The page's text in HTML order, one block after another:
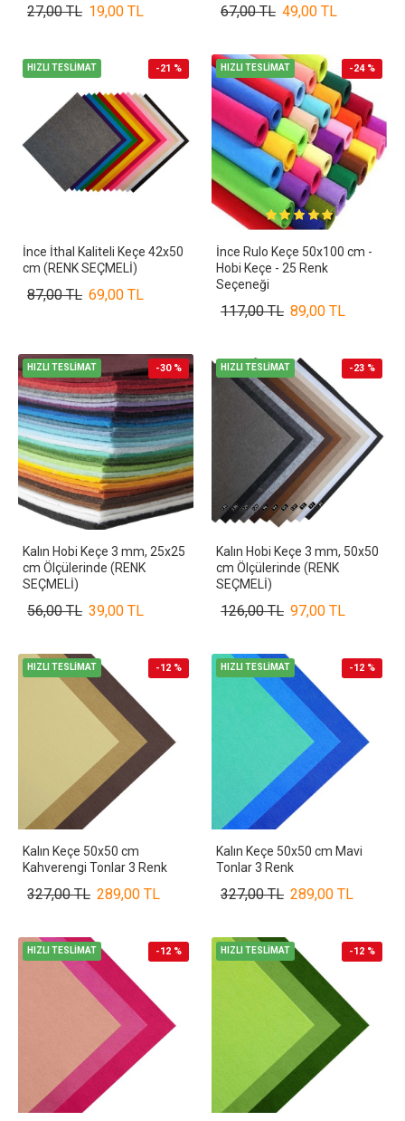
19,00 TL
27,00 TL 49,00 TL
67,00 TL
HIZLI TESLİMAT -21 %
İnce İthal Kaliteli Keçe 42x50
cm (RENK SEÇMELİ)
69,00 TL
87,00 TL
HIZLI TESLİMAT -24 %
İnce Rulo Keçe 50x100 cm -
Hobi Keçe - 25 Renk
Seçeneği
89,00 TL
117,00 TL
HIZLI TESLİMAT -30 %
Kalın Hobi Keçe 3 mm, 25x25
cm Ölçülerinde (RENK
SEÇMELİ)
39,00 TL
56,00 TL
HIZLI TESLİMAT -23 %
Kalın Hobi Keçe 3 mm, 50x50
cm Ölçülerinde (RENK
SEÇMELİ)
97,00 TL
126,00 TL
HIZLI TESLİMAT -12 %
Kalın Keçe 50x50 cm
Kahverengi Tonlar 3 Renk
289,00 TL
327,00 TL
HIZLI TESLİMAT -12 %
Kalın Keçe 50x50 cm Mavi
Tonlar 3 Renk
289,00 TL
327,00 TL
HIZLI TESLİMAT -12 % HIZLI TESLİMAT -12 %